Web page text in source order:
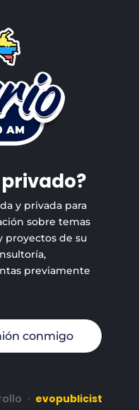
y privada para
sobre temas
proyectos de su
previamente
conmigo
· evopublicist